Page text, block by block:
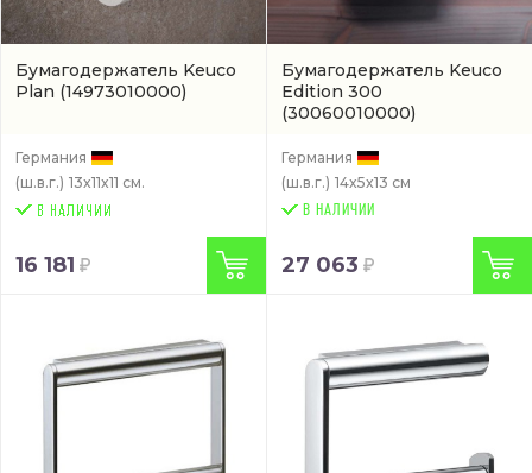
Бумагодержатель Keuco
Plan (14973010000)
Германия
(ш.в.г.) 13x11x11 см.
16 181
Бумагодержатель Keuco
Edition 300
(30060010000)
Германия
(ш.в.г.) 14x5x13 см
В НАЛИЧИИ
27 063